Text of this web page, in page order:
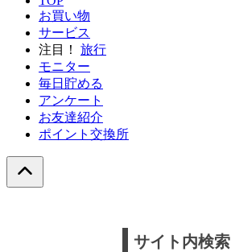
お買い物
サービス
注目！
旅行
モニター
毎日貯める
アンケート
お友達紹介
ポイント交換所
サイト内検索